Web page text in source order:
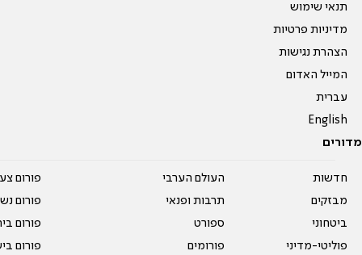
תנאי שימוש
מדיניות פרטיות
הצהרת נגישות
המייל האדום
עברית
English
מדורים
חדשות
מבזקים
ביטחוני
פוליטי-מדיני
העולם הערבי
תרבות ופנאי
ספורט
פורומים
פורום
פורום
פורום
פורום